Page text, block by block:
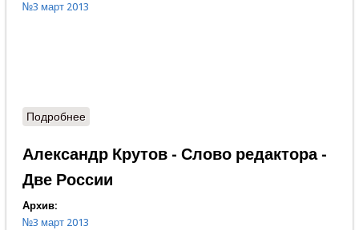
№3 март 2013
Подробнеео Содержание
Александр Крутов - Слово редактора -
Две России
Архив:
№3 март 2013